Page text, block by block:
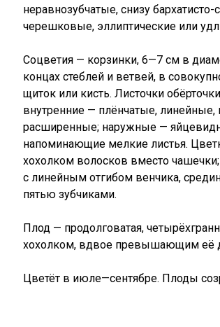
неравнозубчатые, снизу
черешковые, эллиптические или
Соцветия — корзинки, 6—7 см в
концах стеблей и ветвей, в
щиток или кисть. Листочки
внутренние — плёнчатые, линейные,
расширенные; наружные —
напоминающие мелкие листья.
хохолком волосков вместо
с линейным отгибом венчика,
пятью зубчиками.
Плод — продолговатая,
хохолком, вдвое превышающим её
Цветёт в июле—сентябре. Плоды